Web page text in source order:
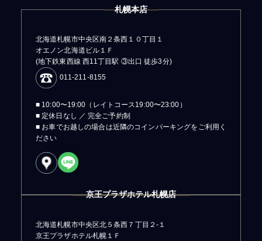
札幌本店
北海道札幌市中央区南２条西１０丁目１
オエノン北海道ビル１Ｆ
(地下鉄東西線 西11丁目駅 ③出口 徒歩3分)
011-211-8155
■ 10:00〜19:00（レイトコース19:00〜23:00）
■ 定休日なし ／ 完全ご予約制
■ お車でお越しの場合は近隣のコインパーキングをご利用く
ださい
京王プラザホテル札幌店
北海道札幌市中央区北５条西７丁目２-１
京王プラザホテル札幌１Ｆ